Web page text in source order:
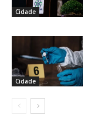
Cidade
Cidade